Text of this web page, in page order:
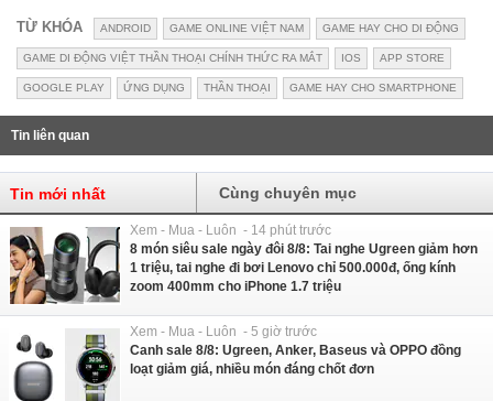
TỪ KHÓA ANDROID GAME ONLINE VIỆT NAM GAME HAY CHO DI ĐỘNG
GAME DI ĐỘNG VIỆT THẦN THOẠI CHÍNH THỨC RA MẮT IOS APP STORE
GOOGLE PLAY ỨNG DỤNG THẦN THOẠI GAME HAY CHO SMARTPHONE
Tin liên quan
Tin mới nhất Cùng chuyên mục
Xem - Mua - Luôn - 14 phút trước
8 món siêu sale ngày đôi 8/8: Tai nghe Ugreen giảm hơn
1 triệu, tai nghe đi bơi Lenovo chỉ 500.000đ, ống kính
zoom 400mm cho iPhone 1.7 triệu
Xem - Mua - Luôn - 5 giờ trước
Canh sale 8/8: Ugreen, Anker, Baseus và OPPO đồng
loạt giảm giá, nhiều món đáng chốt đơn